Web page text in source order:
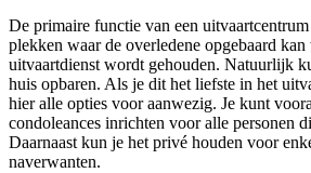
De primaire functie van een
plekken waar de overledene opgebaard
uitvaartdienst wordt gehouden. Natuurlijk
huis opbaren. Als je dit het liefste in het
hier alle opties voor aanwezig. Je kunt
condoleances inrichten voor alle personen
Daarnaast kun je het privé houden voor
naverwanten.